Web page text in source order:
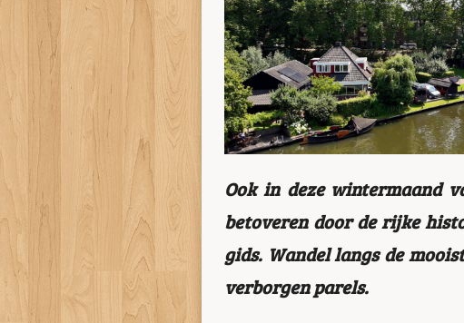
Ook in deze wintermaand
betoveren door de rijke
gids. Wandel langs de
verborgen parels.